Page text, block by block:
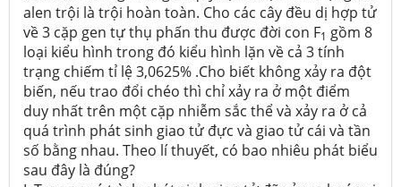
alen trội là trội hoàn toàn. Cho các cây đều dị hợp tử
về 3 cặp gen tự thụ phấn thu được đời con F1 gồm 8
loại kiểu hình trong đó kiểu hình lặn về cả 3 tính
trạng chiếm tỉ lệ 3,0625% .Cho biết không xảy ra đột
biến, nếu trao đổi chéo thì chỉ xảy ra ở một điểm
duy nhất trên một cặp nhiễm sắc thể và xảy ra ở cả
quá trình phát sinh giao tử đực và giao tử cái và tần
số bằng nhau. Theo lí thuyết, có bao nhiêu phát biểu
sau đây là đúng?